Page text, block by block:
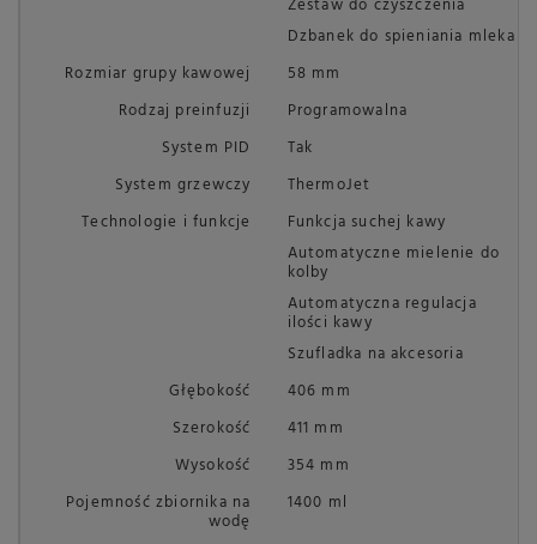
Zestaw do czyszczenia
Dzbanek do spieniania mleka
Rozmiar grupy kawowej
58 mm
Rodzaj preinfuzji
Programowalna
System PID
Tak
System grzewczy
ThermoJet
Technologie i funkcje
Funkcja suchej kawy
Automatyczne mielenie do
kolby
Automatyczna regulacja
ilości kawy
Szufladka na akcesoria
Głębokość
406 mm
Szerokość
411 mm
Wysokość
354 mm
Pojemność zbiornika na
wodę
1400 ml